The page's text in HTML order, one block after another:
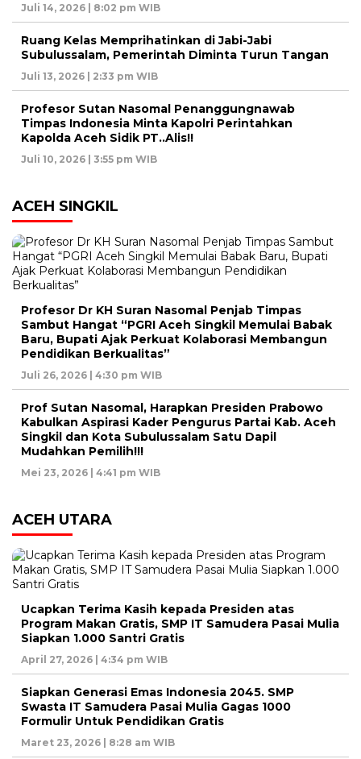
Juli 14, 2026 | 8:02 pm WIB
Ruang Kelas Memprihatinkan di Jabi-Jabi
Subulussalam, Pemerintah Diminta Turun Tangan
Juli 13, 2026 | 2:33 pm WIB
Profesor Sutan Nasomal Penanggungnawab
Timpas Indonesia Minta Kapolri Perintahkan
Kapolda Aceh Sidik PT..Alis!!
Juli 10, 2026 | 3:55 pm WIB
ACEH SINGKIL
Profesor Dr KH Suran Nasomal Penjab Timpas
Sambut Hangat “PGRI Aceh Singkil Memulai Babak
Baru, Bupati Ajak Perkuat Kolaborasi Membangun
Pendidikan Berkualitas”
Juli 26, 2026 | 4:30 pm WIB
Prof Sutan Nasomal, Harapkan Presiden Prabowo
Kabulkan Aspirasi Kader Pengurus Partai Kab. Aceh
Singkil dan Kota Subulussalam Satu Dapil
Mudahkan Pemilih!!!
Mei 23, 2026 | 4:41 pm WIB
ACEH UTARA
Ucapkan Terima Kasih kepada Presiden atas
Program Makan Gratis, SMP IT Samudera Pasai Mulia
Siapkan 1.000 Santri Gratis
April 27, 2026 | 4:34 pm WIB
Siapkan Generasi Emas Indonesia 2045. SMP
Swasta IT Samudera Pasai Mulia Gagas 1000
Formulir Untuk Pendidikan Gratis
Maret 23, 2026 | 8:28 am WIB